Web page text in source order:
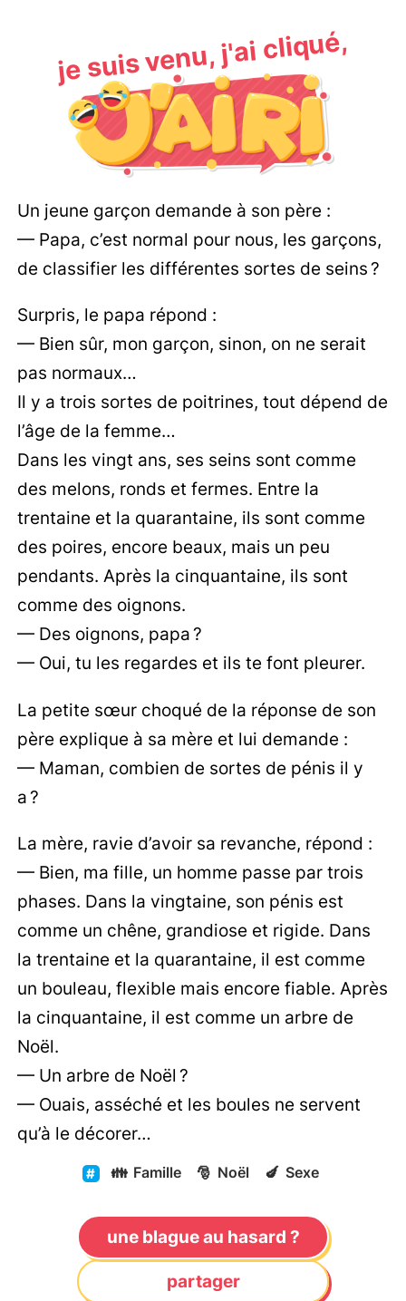
je suis venu, j'ai cliqué,
Un jeune garçon demande à son père :
— Papa, c’est normal pour nous, les garçons,
de classifier les différentes sortes de seins ?
Surpris, le papa répond :
— Bien sûr, mon garçon, sinon, on ne serait
pas normaux…
Il y a trois sortes de poitrines, tout dépend de
l’âge de la femme…
Dans les vingt ans, ses seins sont comme
des melons, ronds et fermes. Entre la
trentaine et la quarantaine, ils sont comme
des poires, encore beaux, mais un peu
pendants. Après la cinquantaine, ils sont
comme des oignons.
— Des oignons, papa ?
— Oui, tu les regardes et ils te font pleurer.
La petite sœur choqué de la réponse de son
père explique à sa mère et lui demande :
— Maman, combien de sortes de pénis il y
a ?
La mère, ravie d’avoir sa revanche, répond :
— Bien, ma fille, un homme passe par trois
phases. Dans la vingtaine, son pénis est
comme un chêne, grandiose et rigide. Dans
la trentaine et la quarantaine, il est comme
un bouleau, flexible mais encore fiable. Après
la cinquantaine, il est comme un arbre de
Noël.
— Un arbre de Noël ?
— Ouais, asséché et les boules ne servent
qu’à le décorer…
👪 Famille 🎅 Noël 🍆 Sexe
une blague au hasard ?
partager